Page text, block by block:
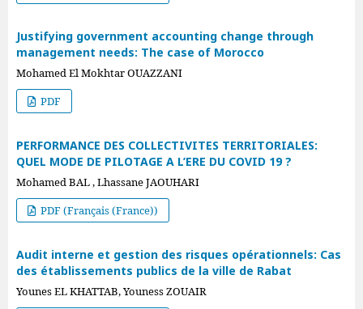
Justifying government accounting change through
management needs: The case of Morocco
Mohamed El Mokhtar OUAZZANI
PDF
PERFORMANCE DES COLLECTIVITES TERRITORIALES:
QUEL MODE DE PILOTAGE A L’ERE DU COVID 19 ?
Mohamed BAL , Lhassane JAOUHARI
PDF (Français (France))
Audit interne et gestion des risques opérationnels: Cas
des établissements publics de la ville de Rabat
Younes EL KHATTAB, Youness ZOUAIR